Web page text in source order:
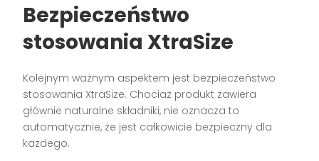
Bezpieczeństwo
stosowania XtraSize
Kolejnym ważnym aspektem jest bezpieczeństwo
stosowania XtraSize. Chociaż produkt zawiera
głównie naturalne składniki, nie oznacza to
automatycznie, że jest całkowicie bezpieczny dla
każdego.